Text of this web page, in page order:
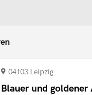
04103 Leipzig
Blauer und goldener